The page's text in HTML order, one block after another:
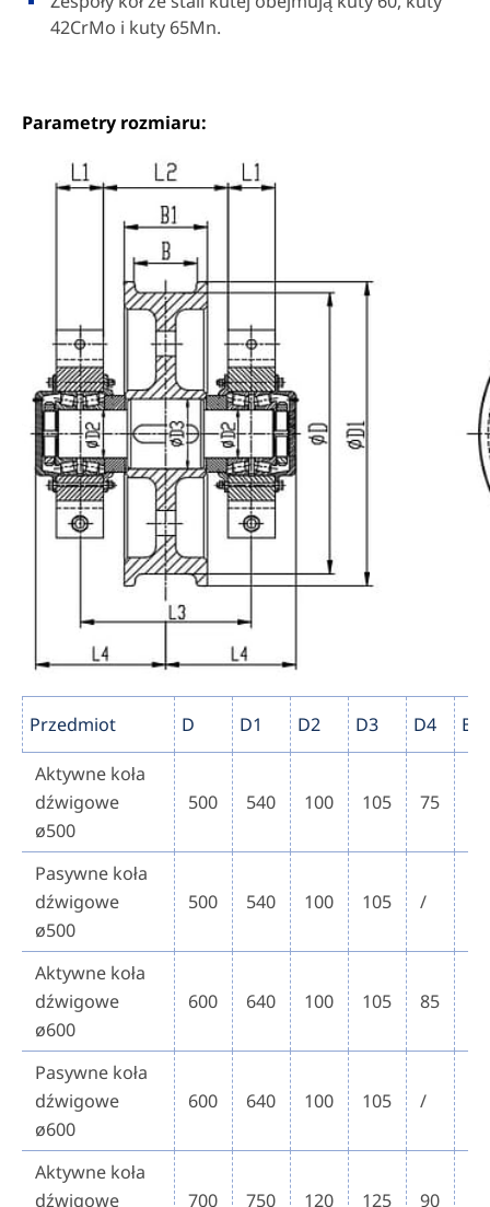
42CrMo i kuty 65Mn.
Parametry rozmiaru:
Przedmiot D D1 D2 D3 D4 B
Aktywne koła
dźwigowe
ø500
500 540 100 105 75
Pasywne koła
dźwigowe
ø500
500 540 100 105 /
Aktywne koła
dźwigowe
ø600
600 640 100 105 85
Pasywne koła
dźwigowe
ø600
600 640 100 105 /
Aktywne koła
dźwigowe
700 750 120 125 90